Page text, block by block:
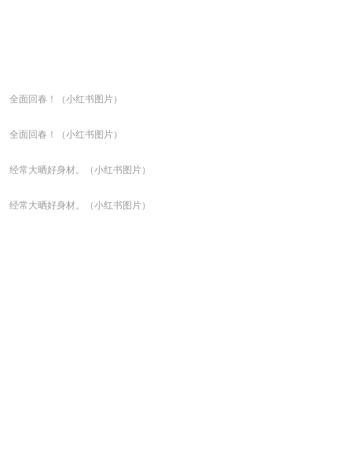
全面回春！（小红书图片）
全面回春！（小红书图片）
经常大晒好身材。（小红书图片）
经常大晒好身材。（小红书图片）